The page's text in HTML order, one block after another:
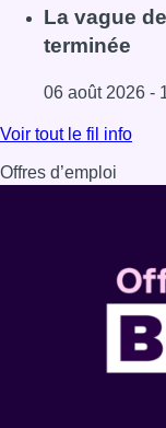
Lire l'article À
La vague
terminée
06 août 2026 -
Lire l'article La
Voir tout le fil info
Offres d’emploi